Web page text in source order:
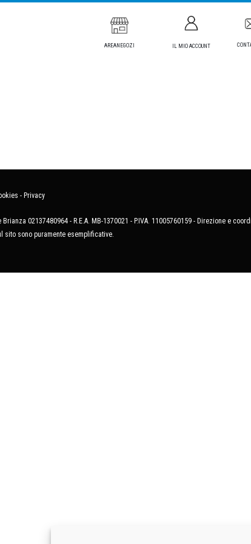
AREANEGOZI IL MIO ACCOUNT
- Privacy
02137480964 - R.E.A. MB-1370021 - P.IVA. 11005760159 - Direzione e
sito sono puramente esemplificative.